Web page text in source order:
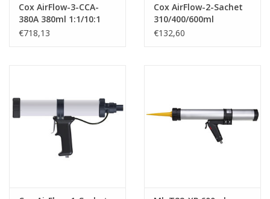
Cox AirFlow-3-CCA-
380A 380ml 1:1/10:1
€718,13
Cox AirFlow-2-Sachet
310/400/600ml
€132,60